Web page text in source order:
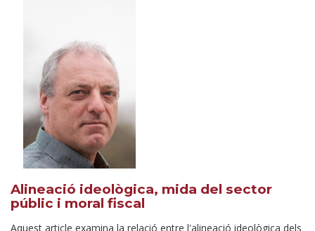
Alineació ideològica, mida del sector
públic i moral fiscal
Aquest article examina la relació entre l'alineació ideològica dels